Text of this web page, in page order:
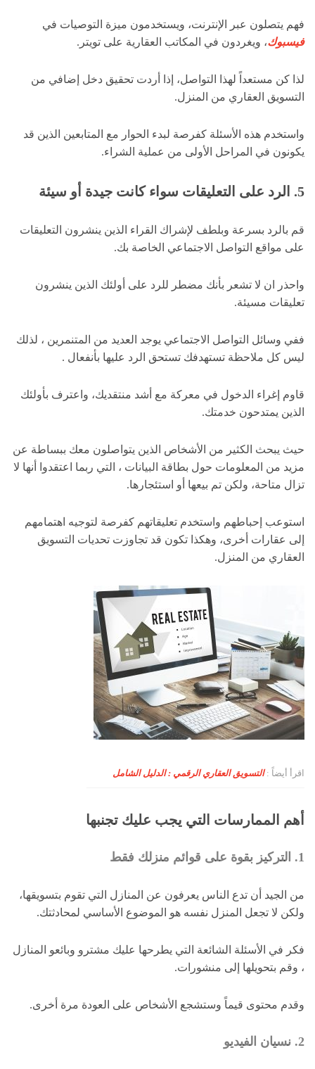
فهم يتصلون عبر الإنترنت، ويستخدمون ميزة التوصيات في
فيسبوك، ويغردون في المكاتب العقارية على تويتر.
لذا كن مستعداً لهذا التواصل، إذا أردت تحقيق دخل إضافي من
التسويق العقاري من المنزل.
واستخدم هذه الأسئلة كفرصة لبدء الحوار مع المتابعين الذين قد
يكونون في المراحل الأولى من عملية الشراء.
5. الرد على التعليقات سواء كانت جيدة أو سيئة
قم بالرد بسرعة وبلطف لإشراك القراء الذين ينشرون التعليقات
على مواقع التواصل الاجتماعي الخاصة بك.
واحذر ان لا تشعر بأنك مضطر للرد على أولئك الذين ينشرون
تعليقات مسيئة.
ففي وسائل التواصل الاجتماعي يوجد العديد من المتنمرين ، لذلك
ليس كل ملاحظة تستهدفك تستحق الرد عليها بأنفعال .
قاوم إغراء الدخول في معركة مع أشد منتقديك، واعترف بأولئك
الذين يمتدحون خدمتك.
حيث يبحث الكثير من الأشخاص الذين يتواصلون معك ببساطة عن
مزيد من المعلومات حول بطاقة البيانات ، التي ربما اعتقدوا أنها لا
تزال متاحة، ولكن تم بيعها أو استئجارها.
استوعب إحباطهم واستخدم تعليقاتهم كفرصة لتوجيه اهتمامهم
إلى عقارات أخرى، وهكذا تكون قد تجاوزت تحديات التسويق
العقاري من المنزل.
اقرأ أيضاً : التسويق العقاري الرقمي : الدليل الشامل
أهم الممارسات التي يجب عليك تجنبها
1. التركيز بقوة على قوائم منزلك فقط
من الجيد أن تدع الناس يعرفون عن المنازل التي تقوم بتسويقها،
ولكن لا تجعل المنزل نفسه هو الموضوع الأساسي لمحادثتك.
فكر في الأسئلة الشائعة التي يطرحها عليك مشترو وبائعو المنازل
، وقم بتحويلها إلى منشورات.
وقدم محتوى قيماً وستشجع الأشخاص على العودة مرة أخرى.
2. نسيان الفيديو